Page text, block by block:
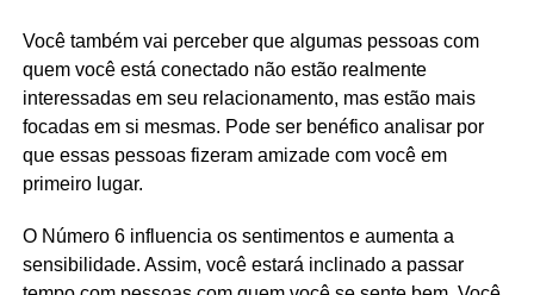
Você também vai perceber que algumas pessoas com
quem você está conectado não estão realmente
interessadas em seu relacionamento, mas estão mais
focadas em si mesmas. Pode ser benéfico analisar por
que essas pessoas fizeram amizade com você em
primeiro lugar.
O Número 6 influencia os sentimentos e aumenta a
sensibilidade. Assim, você estará inclinado a passar